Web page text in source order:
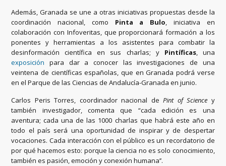
Además, Granada se une a otras iniciativas propuestas desde la
coordinación nacional, como Pinta a Bulo, iniciativa en
colaboración con Infoveritas, que proporcionará formación a los
ponentes y herramientas a los asistentes para combatir la
desinformación científica en sus charlas; y Pintíficas, una
exposición para dar a conocer las investigaciones de una
veintena de científicas españolas, que en Granada podrá verse
en el Parque de las Ciencias de Andalucía-Granada en junio.
Carlos Peris Torres, coordinador nacional dePint of Science y
también investigador, comenta que “cada edición es una
aventura; cada una de las 1000 charlas que habrá este año en
todo el país será una oportunidad de inspirar y de despertar
vocaciones. Cada interacción con el público es un recordatorio de
por qué hacemos esto: porque la ciencia no es solo conocimiento,
también es pasión, emoción y conexión humana’’.